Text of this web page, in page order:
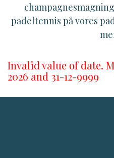
padeltennis på vores
Invalid value of date.
2026 and 31-12-9999